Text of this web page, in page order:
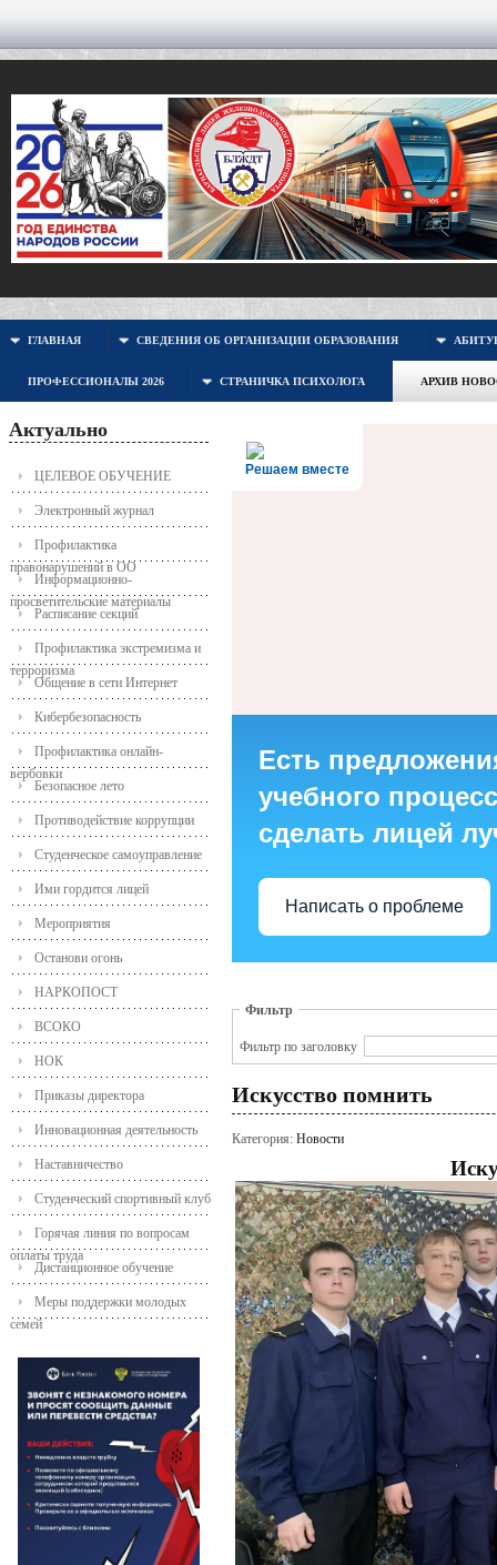
ГЛАВНАЯ СВЕДЕНИЯ ОБ ОРГАНИЗАЦИИ ОБРАЗОВАНИЯ
ПРОФЕССИОНАЛЫ 2026 СТРАНИЧКА ПСИХОЛОГА АРХИВ
Актуально
ЦЕЛЕВОЕ ОБУЧЕНИЕ
Электронный журнал
Профилактика
правонарушений в ОО
Информационно-
просветительские материалы
Расписание секций
Профилактика экстремизма и
терроризма
Общение в сети Интернет
Кибербезопасность
Профилактика онлайн-
вербовки
Безопасное лето
Противодействие коррупции
Студенческое самоуправление
Ими гордится лицей
Мероприятия
Останови огонь
НАРКОПОСТ
ВСОКО
НОК
Приказы директора
Инновационная деятельность
Наставничество
Студенческий спортивный клуб
Горячая линия по вопросам
оплаты труда
Дистанционное обучение
Меры поддержки молодых
семей
Решаем вместе
Есть
учебного
сделать лицей
Написать о проблеме
Фильтр
Фильтр по заголовку
Искусство помнить
Категория: Новости